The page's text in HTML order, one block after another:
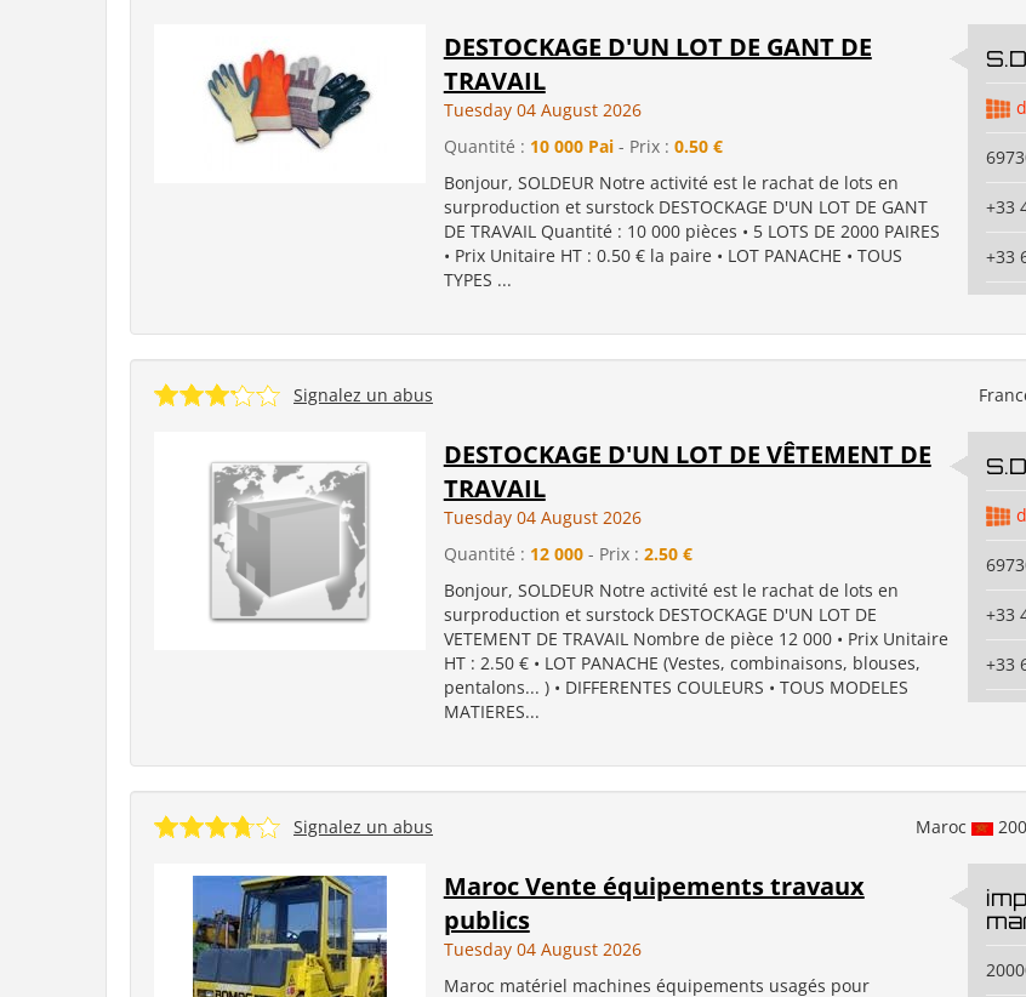
DESTOCKAGE D'UN LOT DE GANT DE
TRAVAIL
Tuesday 04 August 2026
Quantité : 10 000 Pai- Prix : 0.50 €
Bonjour, SOLDEUR Notre activité est le rachat de lots en
surproduction et surstock DESTOCKAGE D'UN LOT DE GANT
DE TRAVAIL Quantité : 10 000 pièces • 5 LOTS DE 2000 PAIRES
• Prix Unitaire HT : 0.50 € la paire • LOT PANACHE • TOUS
TYPES ...
+33
+33
Signalez un abus
DESTOCKAGE D'UN LOT DE VÊTEMENT DE
TRAVAIL
Tuesday 04 August 2026
Quantité : 12 000- Prix : 2.50 €
Bonjour, SOLDEUR Notre activité est le rachat de lots en
surproduction et surstock DESTOCKAGE D'UN LOT DE
VETEMENT DE TRAVAIL Nombre de pièce 12 000 • Prix Unitaire
HT : 2.50 € • LOT PANACHE (Vestes, combinaisons, blouses,
pentalons... ) • DIFFERENTES COULEURS • TOUS MODELES
MATIERES...
+33
+33
Maroc
Signalez un abus
Maroc Vente équipements travaux
publics
Tuesday 04 August 2026
Maroc matériel machines équipements usagés pour